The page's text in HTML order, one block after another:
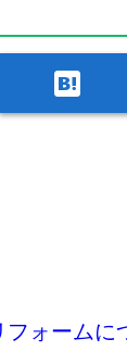
hatenabookmark
ォームに